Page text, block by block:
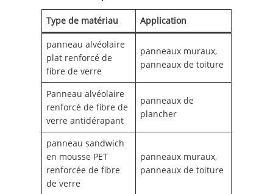
Type de matériau Application
panneau alvéolaire
plat renforcé de
fibre de verre
panneaux muraux,
panneaux de toiture
Panneau alvéolaire
renforcé de fibre de
verre antidérapant
panneaux de
plancher
panneau sandwich
en mousse PET
renforcée de fibre
de verre
panneaux muraux,
panneaux de toiture